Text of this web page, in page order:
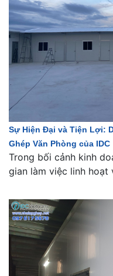
Sự Hiện Đại và Tiện Lợi:
Ghép Văn Phòng của IDC
Trong bối cảnh kinh
gian làm việc linh hoạt